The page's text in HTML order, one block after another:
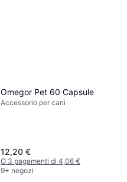
Omegor Pet 60 Capsule
Accessorio per cani
12,20 €
O 3 pagamenti di 4,06 €
9+ negozi